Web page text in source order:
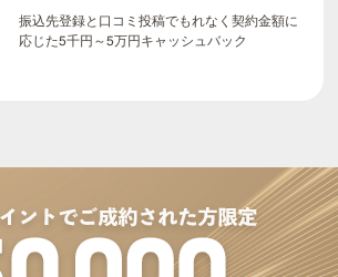
振込先登録と口コミ投稿でもれなく契約金額に
応じた5千円～5万円キャッシュバック